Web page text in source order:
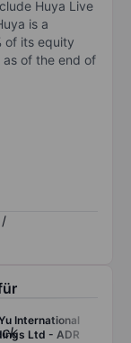
Huya Live
is a
of its equity
of the end of
/
International
Ltd - ADR